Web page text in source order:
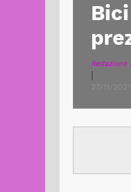
Redazione
|
27/11/2021